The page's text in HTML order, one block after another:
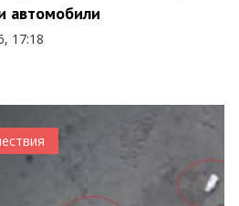
автомобили
17:18